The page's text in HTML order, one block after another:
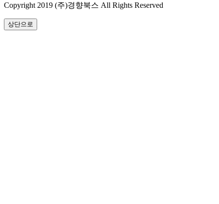
Copyright 2019 (주)경향북스 All Rights Reserved
상단으로